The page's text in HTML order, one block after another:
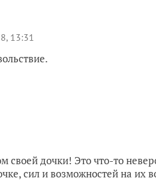
13:31
своей дочки! Это что-то
сил и возможностей на их